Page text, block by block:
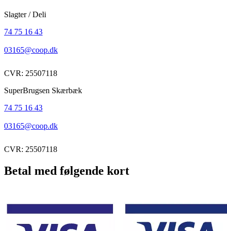
Slagter / Deli
74 75 16 43
03165@coop.dk
CVR: 25507118
SuperBrugsen Skærbæk
74 75 16 43
03165@coop.dk
CVR: 25507118
Betal med følgende kort